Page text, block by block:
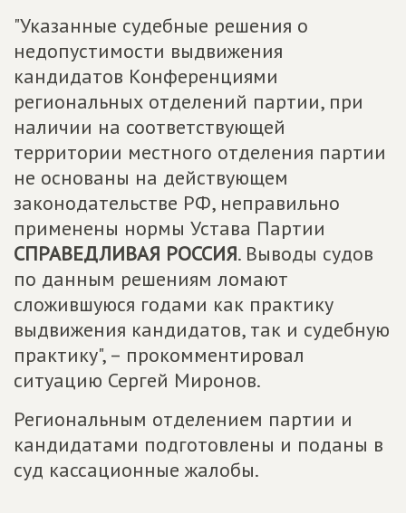
"Указанные судебные решения о
недопустимости выдвижения
кандидатов Конференциями
региональных отделений партии, при
наличии на соответствующей
территории местного отделения партии
не основаны на действующем
законодательстве РФ, неправильно
применены нормы Устава Партии
СПРАВЕДЛИВАЯ РОССИЯ. Выводы судов
по данным решениям ломают
сложившуюся годами как практику
выдвижения кандидатов, так и судебную
практику", – прокомментировал
ситуацию Сергей Миронов.
Региональным отделением партии и
кандидатами подготовлены и поданы в
суд кассационные жалобы.